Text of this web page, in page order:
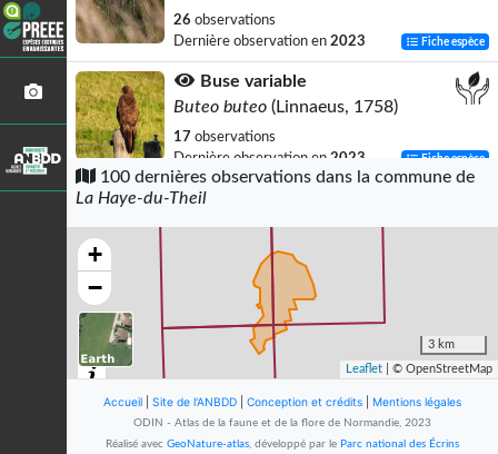
26 observations
Dernière observation en 2023 Fiche espèce
Buse variable
Buteo buteo (Linnaeus, 1758)
17 observations
Dernière observation en 2023 Fiche espèce
Merle noir
Turdus merulaLinnaeus, 1758
observations
Dernière observation en
Pigeon ramier
Columba palumbus
Linnaeus, 1758
observations
Alouette des champs
100 dernières observations dans la commune de
La Haye-du-Theil
+
−
3 km
Leaflet | © OpenStreetMap
Accueil Site de l'ANBDD Conception et crédits Mentions légales
ODIN - Atlas de la faune et de la flore de Normandie, 2023
Réalisé avec GeoNature-atlas, développé par le Parc national des Écrins